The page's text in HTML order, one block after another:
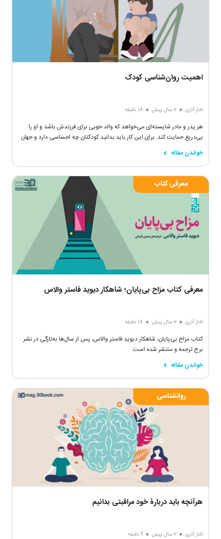
اهمیت روان‌شناسی کودک
الناز آذری 2 سال پیش 18 دقیقه
هر پدر و مادر شایسته‌ای می‌خواهد که والد خوبی برای فرزندش باشد و او را
بی‌دریغ حمایت کند. برای این کار باید بدانید کودکتان چه احساسی دارد و جهان
را چگونه می‌بیند.
خواندن مقاله
معرفی کتاب
معرفی کتاب مزاح بی‌پایان؛ شاهکار دیوید فاستر والاس
الناز آذری 2 سال پیش 18 دقیقه
کتاب مزاح بی‌پایان، شاهکار دیوید فاستر والاس، پس از سال‌ها به‌تازگی در نشر
برج ترجمه و منتشر شده است.
خواندن مقاله
روانشناسی
هرآنچه باید دربارۀ خود مراقبتی بدانیم
الناز آذری 2 سال پیش 9 دقیقه